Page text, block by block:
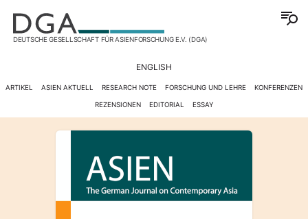
DEUTSCHE GESELLSCHAFT FÜR ASIENFORSCHUNG E.V. (DGA)
ENGLISH
ARTIKEL ASIEN AKTUELL RESEARCH NOTE FORSCHUNG UND LEHRE KONFERENZEN
REZENSIONEN EDITORIAL ESSAY